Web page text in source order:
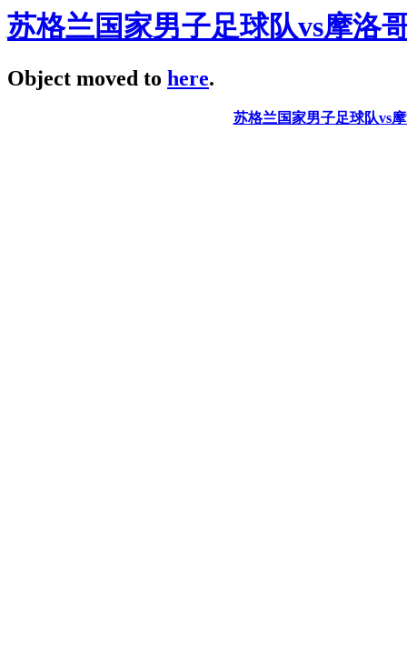
苏格兰国家男子足球队vs摩洛
Object moved to here.
苏格兰国家男子足球队vs